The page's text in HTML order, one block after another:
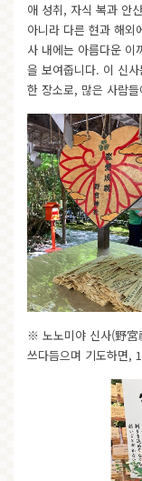
애 성취, 자식 복과 안
아니라 다른 현과 해외
사 내에는 아름다운 이
을 보여줍니다. 이 신
한 장소로, 많은 사람
※ 노노미야 신사(野宮
쓰다듬으며 기도하면,